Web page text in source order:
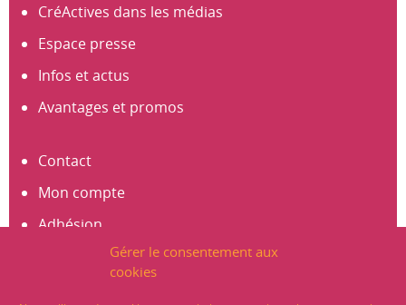
Gérer le consentement aux
cookies
CréActives dans les médias
Espace presse
Infos et actus
Avantages et promos
Contact
Mon compte
Adhésion
S’abonner à la newsletter